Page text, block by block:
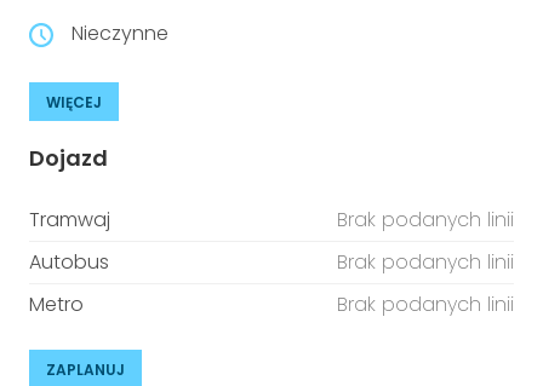
Nieczynne
WIĘCEJ
Dojazd
Tramwaj
Brak podanych linii
Autobus
Brak podanych linii
Metro
Brak podanych linii
ZAPLANUJ